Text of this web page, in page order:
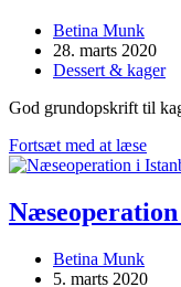
Post
author:
Betina Munk
Post
published:
28. marts 2020
Post
Dessert & kager
God grundopskrift til
Fortsæt med at læse
Post
author:
Betina Munk
Post
5. marts 2020